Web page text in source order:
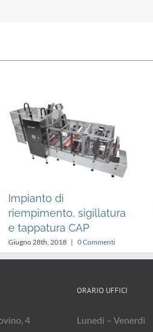
Impianto di
riempimento, sigillatura
e tappatura CAP
Giugno 28th, 2018 | 0 Commenti
4
ORARIO UFFICI
Lunedì – Venerdì